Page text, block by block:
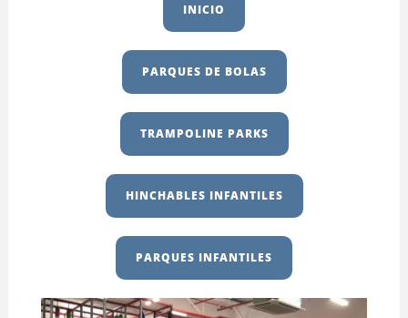
INICIO
PARQUES DE BOLAS
TRAMPOLINE PARKS
HINCHABLES INFANTILES
PARQUES INFANTILES